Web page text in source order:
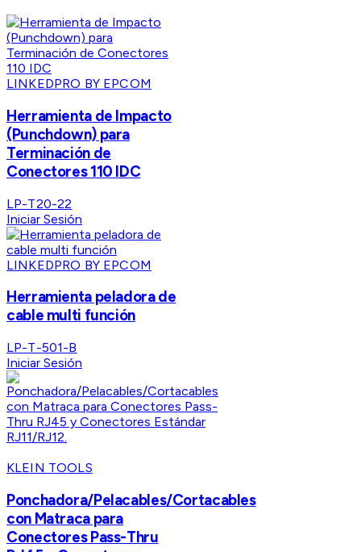
LINKEDPRO BY EPCOM
Herramienta de Impacto
(Punchdown) para
Terminación de
Conectores 110 IDC
LP-T20-22
Iniciar Sesión
LINKEDPRO BY EPCOM
Herramienta peladora de
cable multi función
LP-T-501-B
Iniciar Sesión
KLEIN TOOLS
Ponchadora/Pelacables/Cortacables
con Matraca para
Conectores Pass-Thru